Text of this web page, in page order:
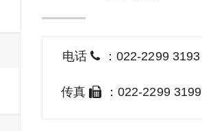
电话 ：022-2299 3193
传真 ：022-2299 3199